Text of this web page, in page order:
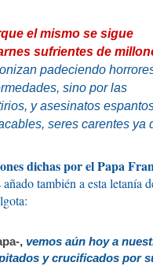
el mismo se sigue
sufrientes de
padeciendo
sino por las
y asesinatos
seres carentes ya
dichas por el Papa
añado también a esta letanía
, vemos aún hoy a
y crucificados por